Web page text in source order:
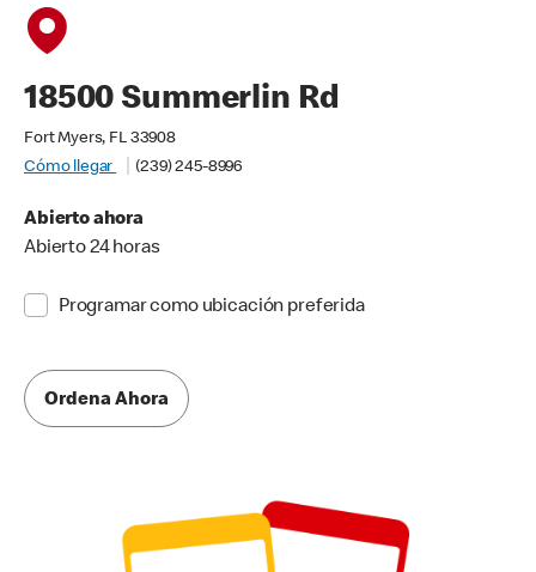
18500 Summerlin Rd
Fort Myers, FL 33908
Cómo llegar
(239) 245-8996
Abierto ahora
Abierto 24 horas
Programar como ubicación preferida
Ordena Ahora